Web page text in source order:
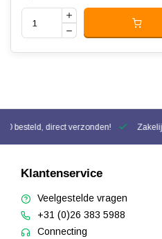
besteld, direct verzonden!
Klantenservice
Veelgestelde vragen
+31 (0)26 383 5988
Connecting